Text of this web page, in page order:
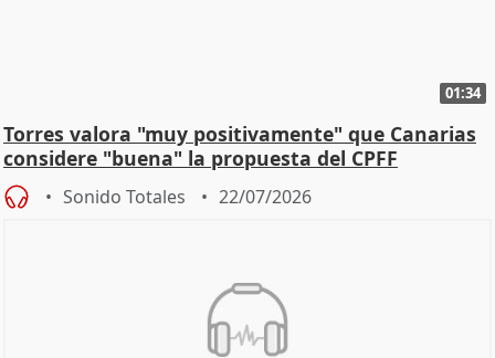
01:34
Torres valora "muy positivamente" que Canarias
considere "buena" la propuesta del CPFF
Sonido Totales 22/07/2026